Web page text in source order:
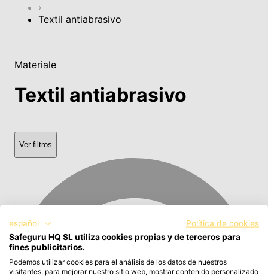
›
Textil antiabrasivo
Materiale
Textil antiabrasivo
Ver filtros
español
Política de cookies
Safeguru HQ SL utiliza cookies propias y de terceros para
fines publicitarios.
Podemos utilizar cookies para el análisis de los datos de nuestros
visitantes, para mejorar nuestro sitio web, mostrar contenido personalizado